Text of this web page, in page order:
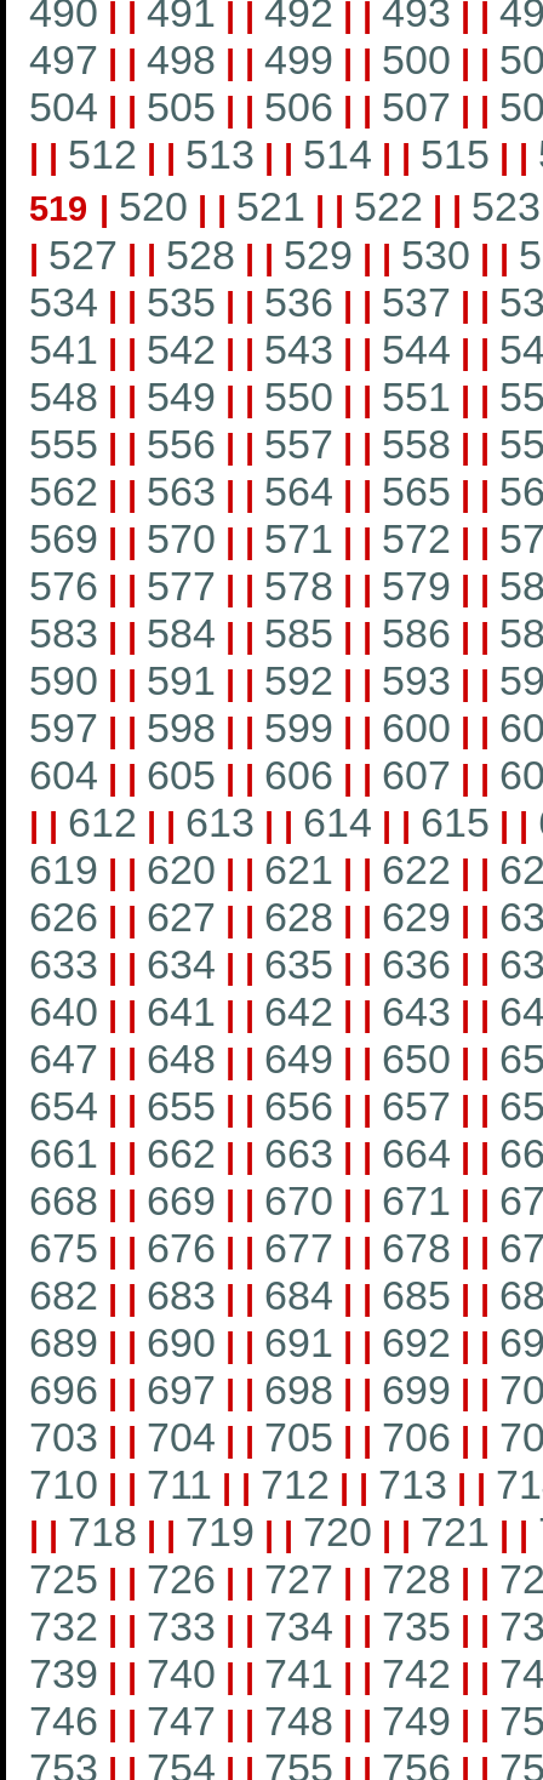
490 | | 491 | | 492 | | 493 | |
497 | | 498 | | 499 | | 500 | |
504 | | 505 | | 506 | | 507 | |
| | 512 | | 513 | | 514 | | 515 | |
519 | 520 | | 521 | | 522 | | 523
| 527 | | 528 | | 529 | | 530 | |
534 | | 535 | | 536 | | 537 | |
541 | | 542 | | 543 | | 544 | |
548 | | 549 | | 550 | | 551 | |
555 | | 556 | | 557 | | 558 | |
562 | | 563 | | 564 | | 565 | |
569 | | 570 | | 571 | | 572 | |
576 | | 577 | | 578 | | 579 | |
583 | | 584 | | 585 | | 586 | |
590 | | 591 | | 592 | | 593 | |
597 | | 598 | | 599 | | 600 | |
604 | | 605 | | 606 | | 607 | |
| | 612 | | 613 | | 614 | | 615 | |
619 | | 620 | | 621 | | 622 | |
626 | | 627 | | 628 | | 629 | |
633 | | 634 | | 635 | | 636 | |
640 | | 641 | | 642 | | 643 | |
647 | | 648 | | 649 | | 650 | |
654 | | 655 | | 656 | | 657 | |
661 | | 662 | | 663 | | 664 | |
668 | | 669 | | 670 | | 671 | |
675 | | 676 | | 677 | | 678 | |
682 | | 683 | | 684 | | 685 | |
689 | | 690 | | 691 | | 692 | |
696 | | 697 | | 698 | | 699 | |
703 | | 704 | | 705 | | 706 | |
710 | | 711 | | 712 | | 713 | |
| | 718 | | 719 | | 720 | | 721 | |
725 | | 726 | | 727 | | 728 | |
732 | | 733 | | 734 | | 735 | |
739 | | 740 | | 741 | | 742 | |
746 | | 747 | | 748 | | 749 | |
753 | | 754 | | 755 | | 756 | |